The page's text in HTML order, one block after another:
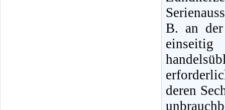
B. an
deren